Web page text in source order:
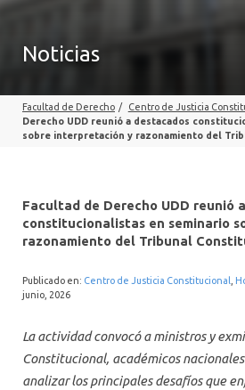
PROFESORES
INTERNACIONAL
Noticias
Facultad de Derecho / Centro de Justicia
Derecho UDD reunió a destacados
sobre interpretación y razonamiento del
Facultad de Derecho UDD reunió
constitucionalistas en seminario
razonamiento del Tribunal
Publicado en: Centro de Justicia Constitucional
junio, 2026
La actividad convocó a ministros y
Constitucional, académicos
analizar los principales desafíos que